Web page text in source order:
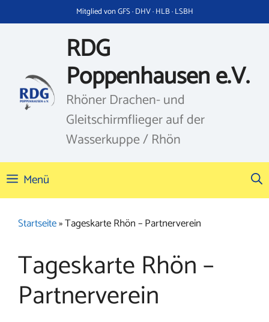
Inhalt
Mitglied von GFS · DHV · HLB · LSBH
RDG
Poppenhausen e.V.
Rhöner Drachen- und
Gleitschirmflieger auf der
Wasserkuppe / Rhön
Menü
Startseite»Tageskarte Rhön – Partnerverein
Tageskarte Rhön –
Partnerverein